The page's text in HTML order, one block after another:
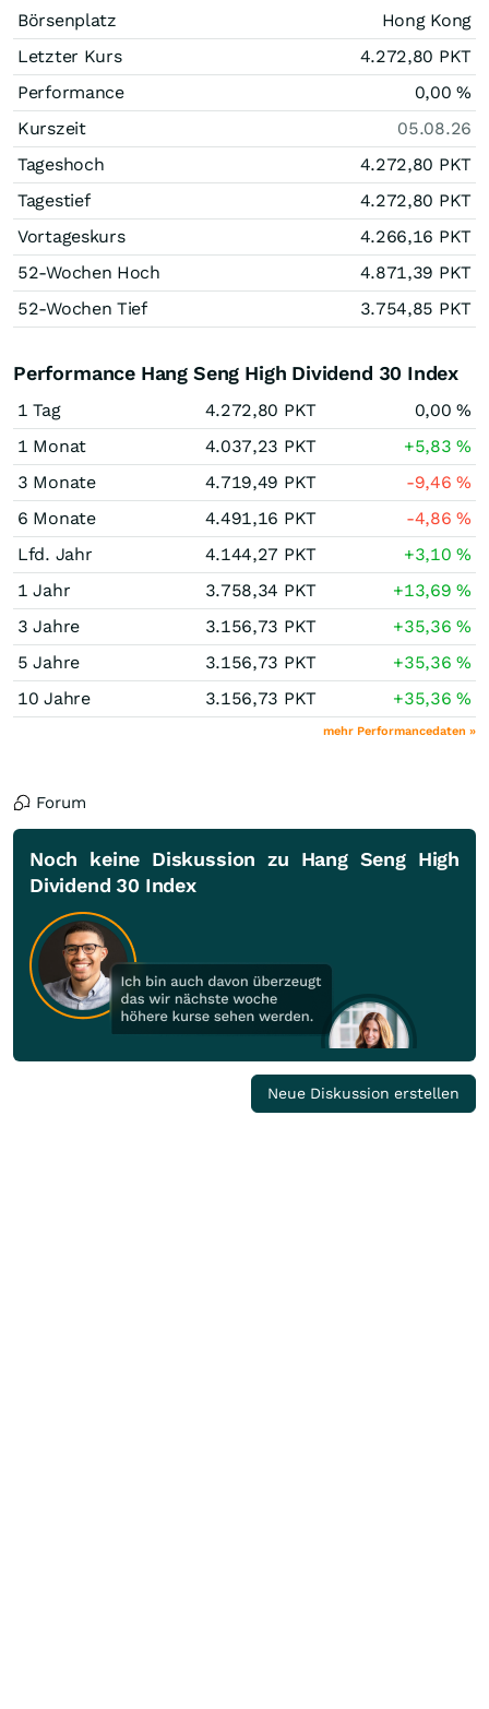
Börsenplatz
Hong Kong
Letzter Kurs
4.272,80 PKT
Performance
0,00%
Kurszeit
05.08.26
Tageshoch
4.272,80 PKT
Tagestief
4.272,80 PKT
Vortageskurs
4.266,16 PKT
52-Wochen Hoch
4.871,39 PKT
52-Wochen Tief
3.754,85 PKT
Performance Hang Seng High Dividend 30 Index
1 Tag 4.272,80 PKT 0,00%
1 Monat
4.037,23 PKT +5,83%
3 Monate
4.719,49 PKT -9,46%
6 Monate
4.491,16 PKT -4,86%
Lfd. Jahr
4.144,27 PKT +3,10%
1 Jahr
3.758,34 PKT +13,69%
3 Jahre
3.156,73 PKT +35,36%
5 Jahre
3.156,73 PKT +35,36%
10 Jahre
3.156,73 PKT +35,36%
mehr Performancedaten »
Forum
Noch keine Diskussion zu Hang Seng High
Dividend 30 Index
Neue Diskussion erstellen